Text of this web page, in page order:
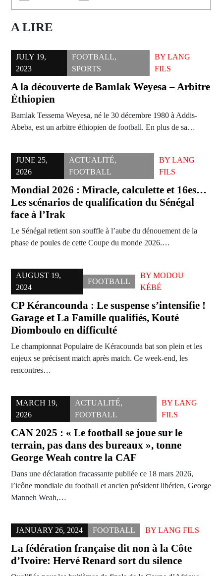
A LIRE
JULY 19,
2023
FOOTBALL,
SPORTS
BY LANG
FILS
A la découverte de Bamlak Weyesa – Arbitre
Éthiopien
Bamlak Tessema Weyesa, né le 30 décembre 1980 à Addis-
Abeba, est un arbitre éthiopien de football. En plus de sa…
JUNE 25,
2026
ACTUALITÉ,
FOOTBALL
BYLANG
FILS
Mondial 2026 : Miracle, calculette et 16es…
Les scénarios de qualification du Sénégal
face à l’Irak
Le Sénégal retient son souffle à l’aube du dénouement de la
phase de poules de cette Coupe du monde 2026.…
AUGUST 19,
2024
FOOTBALL
BYMODOU
KÉBÉ
CP Kérancounda : Le suspense s’intensifie !
Garage et La Famille qualifiés, Kouté
Diomboulo en difficulté
Le championnat Populaire de Kéracounda bat son plein et les
enjeux se précisent match après match. Ce week-end, les
rencontres…
MARCH 19,
2026
ACTUALITÉ,
FOOTBALL
BY LANG
FILS
CAN 2025 : « Le football se joue sur le
terrain, pas dans des bureaux », tonne
George Weah contre la CAF
Dans une déclaration fracassante publiée ce 18 mars 2026,
l’icône mondiale du football et ancien président libérien, George
Manneh Weah,…
JANUARY 26, 2024 FOOTBALL BY LANG FILS
La fédération française dit non à la Côte
d’Ivoire: Hervé Renard sort du silence